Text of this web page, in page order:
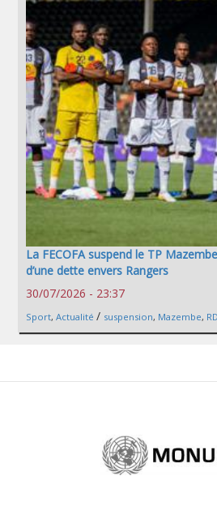
La FECOFA suspend le TP
d’une dette envers Rangers
30/07/2026 - 23:37
Sport, Actualité / suspension, Mazembe,